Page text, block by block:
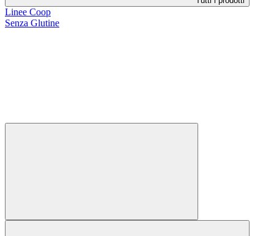
Linee Coop
Senza Glutine